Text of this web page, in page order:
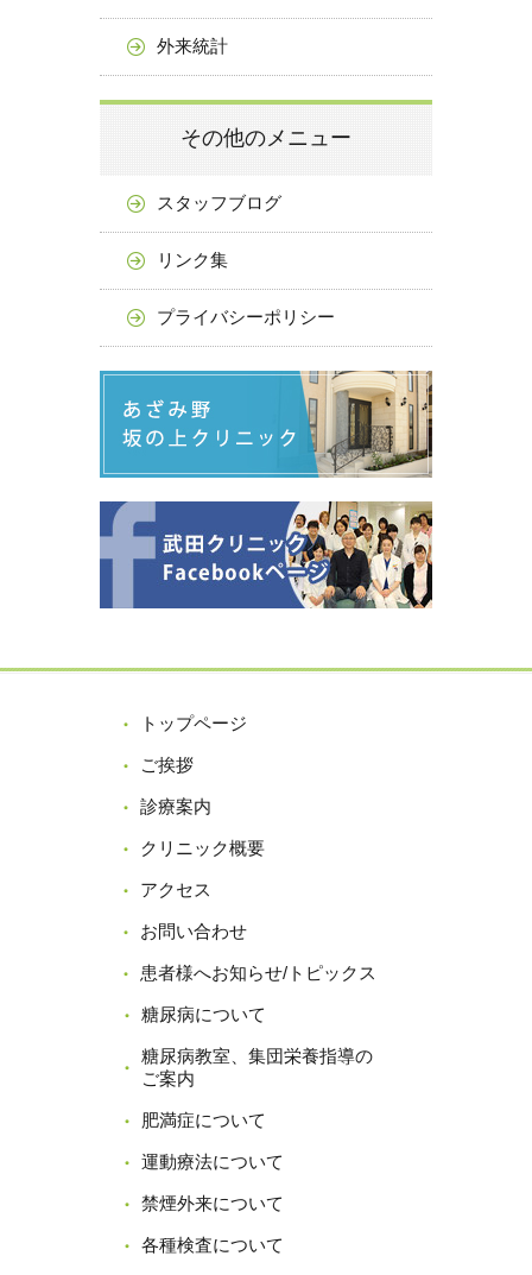
外来統計
その他のメニュー
スタッフブログ
リンク集
プライバシーポリシー
トップページ
ご挨拶
診療案内
クリニック概要
アクセス
お問い合わせ
患者様へお知らせ/トピックス
糖尿病について
糖尿病教室、集団栄養指導の
ご案内
肥満症について
運動療法について
禁煙外来について
各種検査について